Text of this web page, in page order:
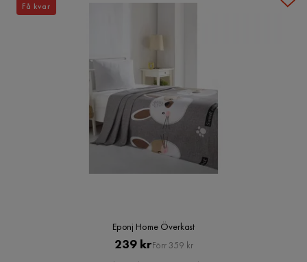
Eponj Home Överkast
Pris
239 krOriginal
Förr 359 kr
Få kvar